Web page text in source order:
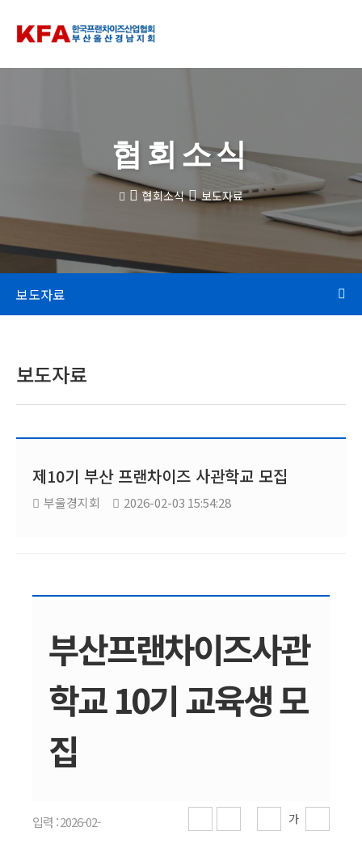
협회소식
협회소식 보도자료
보도자료
보도자료
제10기 부산 프랜차이즈 사관학교 모집
부울경지회 2026-02-03 15:54:28
부산프랜차이즈사관
학교 10기 교육생 모
집
가
입력 : 2026-02-